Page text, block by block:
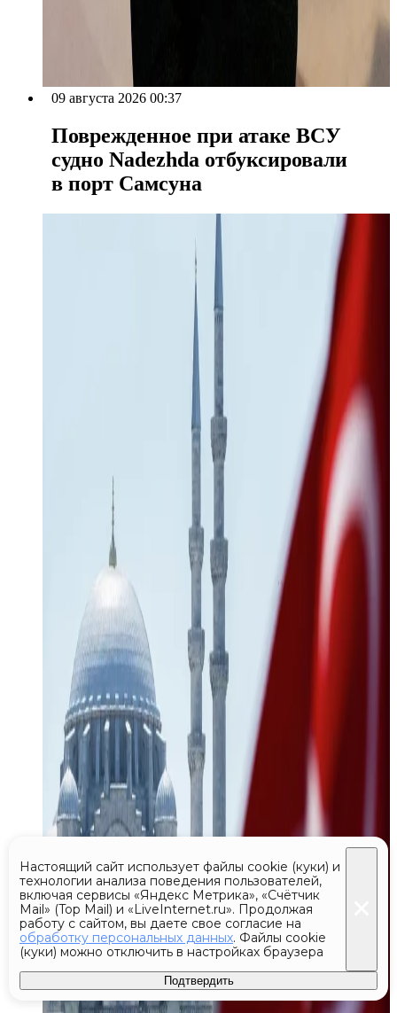
09 августа 2026 00:37
Поврежденное при атаке ВСУ
судно Nadezhda отбуксировали
в порт Самсуна
Настоящий сайт использует файлы cookie (куки) и
технологии анализа поведения пользователей,
включая сервисы «Яндекс Метрика», «Счётчик
Mail» (Top Mail) и «LiveInternet.ru». Продолжая
работу с сайтом, вы даете свое согласие на
обработку персональных данных. Файлы cookie
(куки) можно отключить в настройках браузера
Подтвердить